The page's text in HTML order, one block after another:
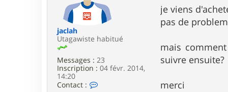
s
e
n
jaclah
Utagawiste habitué
Messages : 23
Inscription : 04 févr. 2014,
14:20
Contact :
g
e
je viens
pas de
mais
suivre ensuite?
merci